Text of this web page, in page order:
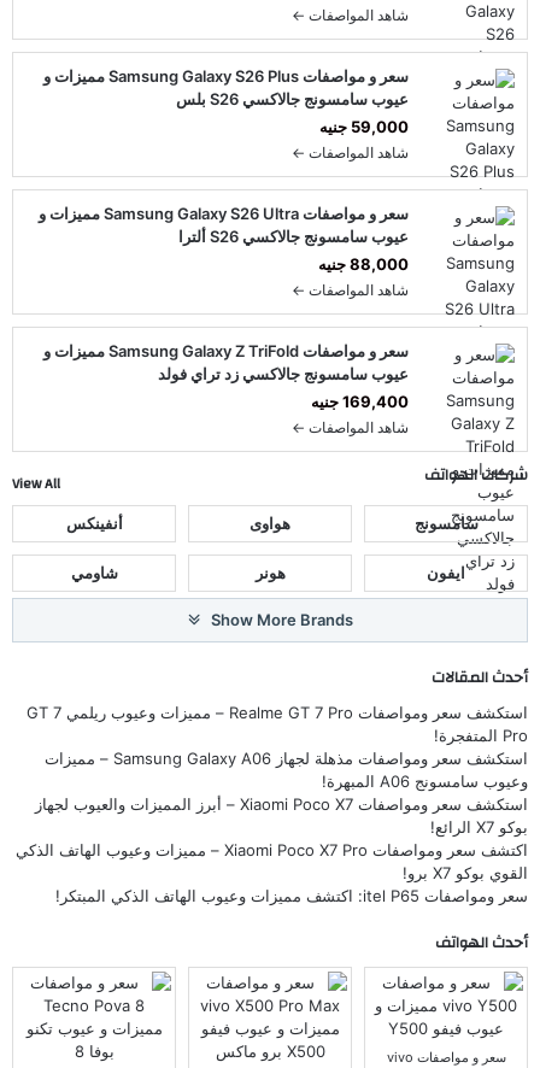
شاهد المواصفات ←
سعر و مواصفات Samsung Galaxy S26 Plus مميزات و
عيوب سامسونج جالاكسي S26 بلس
59,000 جنيه
شاهد المواصفات ←
سعر و مواصفات Samsung Galaxy S26 Ultra مميزات و
عيوب سامسونج جالاكسي S26 ألترا
88,000 جنيه
شاهد المواصفات ←
سعر و مواصفات Samsung Galaxy Z TriFold مميزات و
عيوب سامسونج جالاكسي زد تراي فولد
169,400 جنيه
شاهد المواصفات ←
شركات الهواتف View All
سامسونج هواوى أنفينكس
ايفون هونر شاومي
Show More Brands
أحدث المقالات
استكشف سعر ومواصفات Realme GT 7 Pro – مميزات وعيوب ريلمي GT 7
Pro المتفجرة!
استكشف سعر ومواصفات مذهلة لجهاز Samsung Galaxy A06 – مميزات
وعيوب سامسونج A06 المبهرة!
استكشف سعر ومواصفات Xiaomi Poco X7 – أبرز المميزات والعيوب لجهاز
بوكو X7 الرائع!
اكتشف سعر ومواصفات Xiaomi Poco X7 Pro – مميزات وعيوب الهاتف الذكي
القوي بوكو X7 برو!
سعر ومواصفات itel P65: اكتشف مميزات وعيوب الهاتف الذكي المبتكر!
أحدث الهواتف
سعر و مواصفات vivo